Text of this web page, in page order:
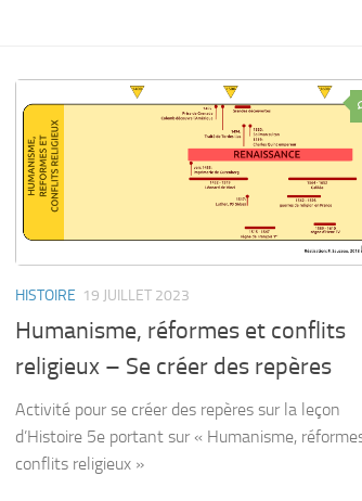
HISTOIRE 19 JUILLET 2023
Humanisme, réformes et conflits
religieux – Se créer des repères
Activité pour se créer des repères sur la leçon
d’Histoire 5e portant sur « Humanisme,
conflits religieux »